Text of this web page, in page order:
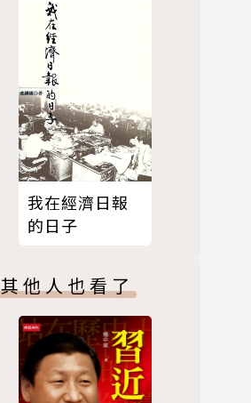
班、不用存錢
的滿足人生
我在經濟日報
的日子
其他人也看了